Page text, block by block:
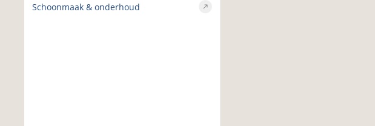
Schoonmaak & onderhoud